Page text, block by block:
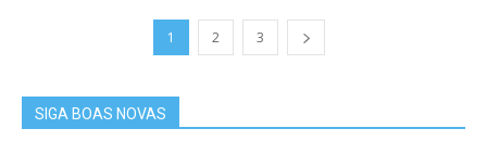
1 2 3
SIGA BOAS NOVAS